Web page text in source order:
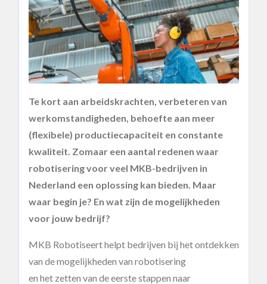
Te kort aan arbeidskrachten, verbeteren van
werkomstandigheden, behoefte aan meer
(flexibele) productiecapaciteit en constante
kwaliteit. Zomaar een aantal redenen waar
robotisering voor veel MKB-bedrijven in
Nederland een oplossing kan bieden. Maar
waar begin je? En wat zijn de mogelijkheden
voor jouw bedrijf?
MKB Robotiseert helpt bedrijven bij het ontdekken
van de mogelijkheden van robotisering
en het zetten van de eerste stappen naar